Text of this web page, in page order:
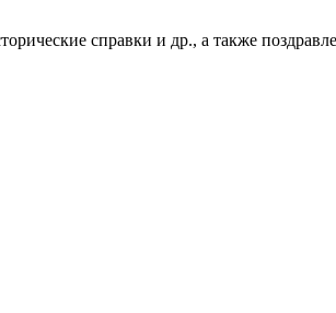
справки и др., а также